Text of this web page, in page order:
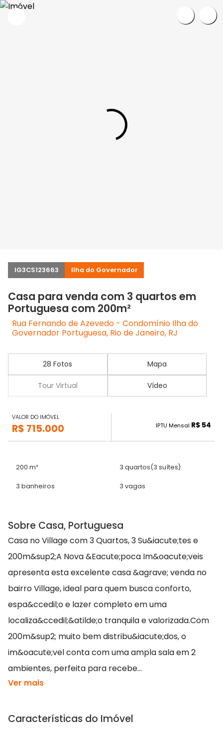
IG3CS123663 Ilha do Governador
Casa para venda com 3 quartos em
Portuguesa com 200m²
Rua Fernando de Azevedo - Condomínio Ilha do
Governador Portuguesa, Rio de Janeiro, RJ
28 Fotos Mapa
Tour Virtual Vídeo
VALOR DO IMÓVEL
R$ 715.000 IPTU Mensal R$ 54
200 m² 3 quartos(3 suítes)
3 banheiros 3 vagas
Sobre Casa, Portuguesa
Casa no Village com 3 Quartos, 3 Su&iacute;tes e
200m&sup2;A Nova &Eacute;poca Im&oacute;veis
apresenta esta excelente casa &agrave; venda no
bairro Village, ideal para quem busca conforto,
espa&ccedil;o e lazer completo em uma
localiza&ccedil;&atilde;o tranquila e valorizada.Com
200m&sup2; muito bem distribu&iacute;dos, o
im&oacute;vel conta com uma ampla sala em 2
ambientes, perfeita para recebe...
Ver mais
Características do Imóvel